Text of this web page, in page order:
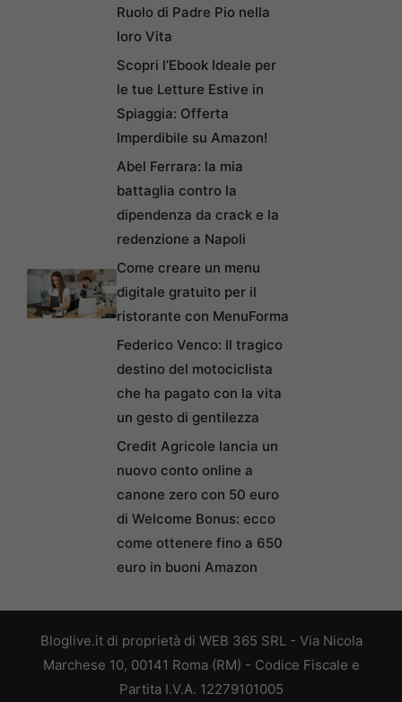
Ruolo di Padre Pio nella
loro Vita
Scopri l’Ebook Ideale per
le tue Letture Estive in
Spiaggia: Offerta
Imperdibile su Amazon!
Abel Ferrara: la mia
battaglia contro la
dipendenza da crack e la
redenzione a Napoli
Come creare un menu
digitale gratuito per il
ristorante con MenuForma
Federico Venco: Il tragico
destino del motociclista
che ha pagato con la vita
un gesto di gentilezza
Credit Agricole lancia un
nuovo conto online a
canone zero con 50 euro
di Welcome Bonus: ecco
come ottenere fino a 650
euro in buoni Amazon
Bloglive.it di proprietà di WEB 365 SRL - Via Nicola
Marchese 10, 00141 Roma (RM) - Codice Fiscale e
Partita I.V.A. 12279101005